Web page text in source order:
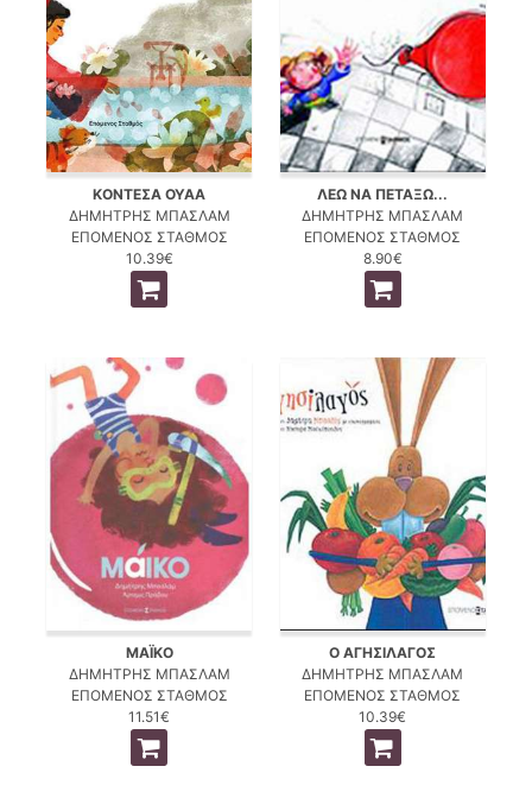
ΚΟΝΤΕΣΑ ΟΥΑΑ
ΔΗΜΗΤΡΗΣ ΜΠΑΣΛΑΜ
ΕΠΟΜΕΝΟΣ ΣΤΑΘΜΟΣ
10.39€
ΛΕΩ ΝΑ ΠΕΤΑΞΩ...
ΔΗΜΗΤΡΗΣ ΜΠΑΣΛΑΜ
ΕΠΟΜΕΝΟΣ ΣΤΑΘΜΟΣ
8.90€
ΜΑΪΚΟ
ΔΗΜΗΤΡΗΣ ΜΠΑΣΛΑΜ
ΕΠΟΜΕΝΟΣ ΣΤΑΘΜΟΣ
11.51€
Ο ΑΓΗΣΙΛΑΓΟΣ
ΔΗΜΗΤΡΗΣ ΜΠΑΣΛΑΜ
ΕΠΟΜΕΝΟΣ ΣΤΑΘΜΟΣ
10.39€